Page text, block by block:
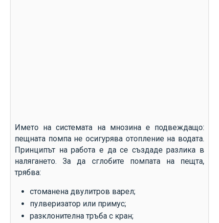
Името на системата на мнозина е подвеждащо:
пещната помпа не осигурява отопление на водата.
Принципът на работа е да се създаде разлика в
налягането. За да сглобите помпата на пещта,
трябва:
стоманена двулитров варел;
пулверизатор или примус;
разклонителна тръба с кран;